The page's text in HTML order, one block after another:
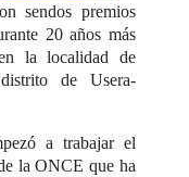
sendos premios
20 años más
la localidad de
de Usera-
a trabajar el
la ONCE que ha